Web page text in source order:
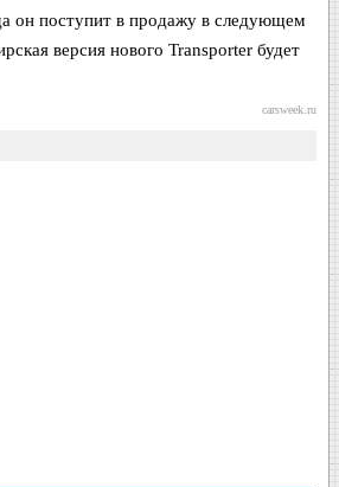
он поступит в продажу в следующем
версия нового Transporter будет
carsweek.ru